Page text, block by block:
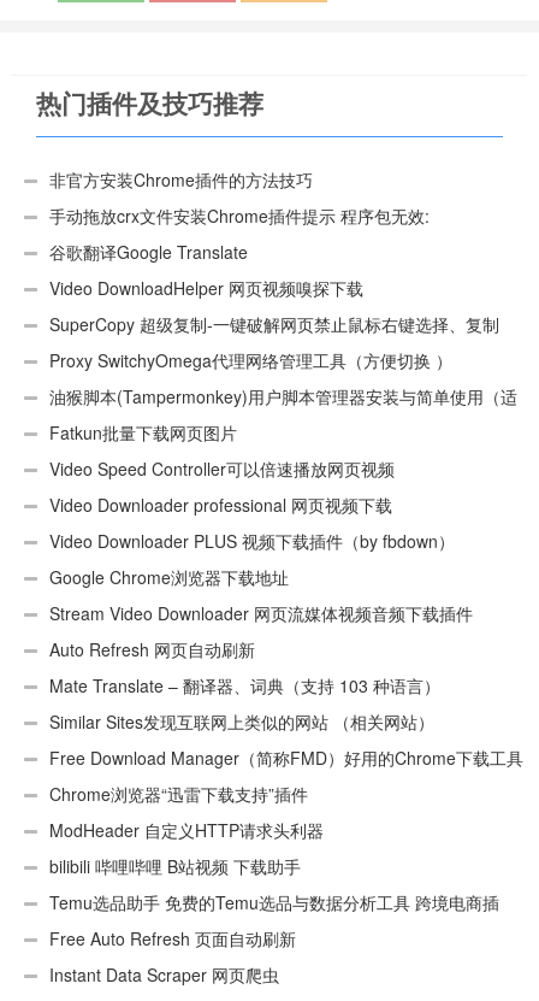
热门插件及技巧推荐
非官方安装Chrome插件的方法技巧
手动拖放crx文件安装Chrome插件提示 程序包无效:
“CEX_HEADER_INVALID”的解决办法
谷歌翻译Google Translate
Video DownloadHelper 网页视频嗅探下载
SuperCopy 超级复制-一键破解网页禁止鼠标右键选择、复制
Proxy SwitchyOmega代理网络管理工具（方便切换 ）
油猴脚本(Tampermonkey)用户脚本管理器安装与简单使用（适
用Android）
Fatkun批量下载网页图片
Video Speed Controller可以倍速播放网页视频
Video Downloader professional 网页视频下载
Video Downloader PLUS 视频下载插件（by fbdown）
Google Chrome浏览器下载地址
Stream Video Downloader 网页流媒体视频音频下载插件
Auto Refresh 网页自动刷新
Mate Translate – 翻译器、词典（支持 103 种语言）
Similar Sites发现互联网上类似的网站 （相关网站）
Free Download Manager（简称FMD）好用的Chrome下载工具
插件Chrome浏览器“迅雷下载支持”插件
ModHeader 自定义HTTP请求头利器
bilibili 哔哩哔哩 B站视频 下载助手
Temu选品助手 免费的Temu选品与数据分析工具 跨境电商插
件 Free Auto Refresh 页面自动刷新
Instant Data Scraper 网页爬虫